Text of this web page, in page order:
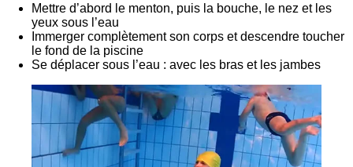
Mettre d’abord le menton, puis la bouche, le nez et les
yeux sous l’eau
Immerger complètement son corps et descendre toucher
le fond de la piscine
Se déplacer sous l’eau : avec les bras et les jambes